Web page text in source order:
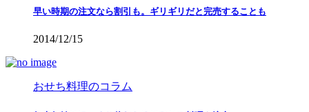
早い時期の注文なら割引も。ギリギリだと完売することも
2014/12/15
おせち料理のコラム